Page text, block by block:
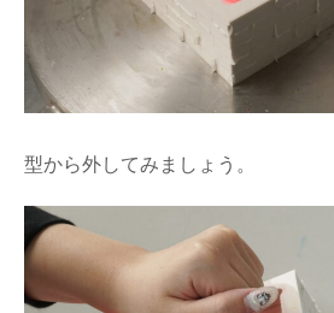
型から外してみましょう。